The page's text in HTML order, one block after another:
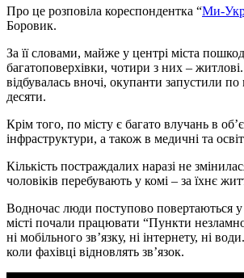
Про це розповіла кореспондентка “Ми-
Боровик.
За її словами, майже у центрі міста
багатоповерхівки, чотири з них –
відбувалась вночі, окупанти запустили по
десяти.
Крім того, по місту є багато влучань в
інфраструктури, а також в медичні та
Кількість постраждалих наразі не
чоловіків перебувають у комі – за їхнє
Водночас люди поступово повертаються
місті почали працювати “Пункти
ні мобільного зв’язку, ні інтернету, ні
коли фахівці відновлять зв’язок.